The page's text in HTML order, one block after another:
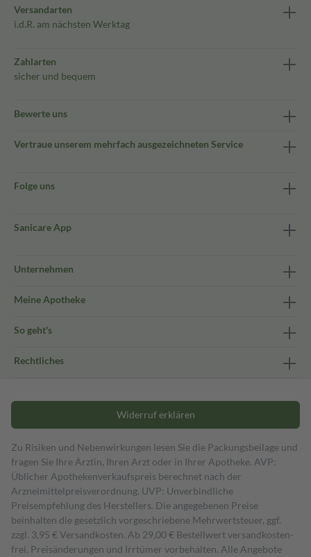
Versandarten
i.d.R. am nächsten Werktag
Zahlarten
sicher und bequem
Bewerte uns
Vertraue unserem mehrfach ausgezeichneten Service
Folge uns
Sanicare App
Unternehmen
Meine Apotheke
So geht's
Rechtliches
Widerruf erklären
Zu Risiken und Nebenwirkungen lesen Sie die Packungsbeilage und
fragen Sie Ihre Ärztin, Ihren Arzt oder in Ihrer Apotheke. AVP:
Üblicher Apothekenverkaufspreis berechnet nach der
Arzneimittelpreisverordnung. UVP: Unverbindliche
Preisempfehlung des Herstellers. Die angegebenen Preise
beinhalten die gesetzlich vorgeschriebene Mehrwertsteuer, ggf.
zzgl. 3,95 € Versandkosten. Ab 29,00 € Bestell­wert versand­kosten­
frei. Preisänderungen und Irrtümer vorbehalten. Alle Angebote